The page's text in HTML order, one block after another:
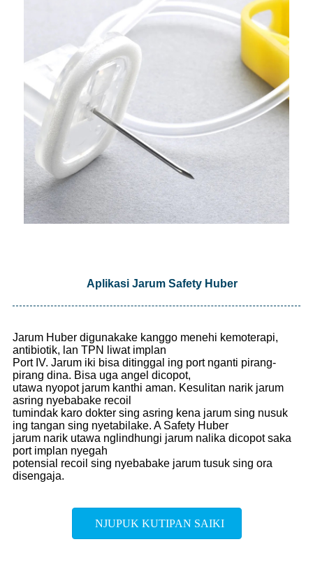
Aplikasi Jarum Safety Huber
Jarum Huber digunakake kanggo menehi kemoterapi,
antibiotik, lan TPN liwat implan
Port IV. Jarum iki bisa ditinggal ing port nganti pirang-
pirang dina. Bisa uga angel dicopot,
utawa nyopot jarum kanthi aman. Kesulitan narik jarum
asring nyebabake recoil
tumindak karo dokter sing asring kena jarum sing nusuk
ing tangan sing nyetabilake. A Safety Huber
jarum narik utawa nglindhungi jarum nalika dicopot saka
port implan nyegah
potensial recoil sing nyebabake jarum tusuk sing ora
disengaja.
NJUPUK KUTIPAN SAIKI